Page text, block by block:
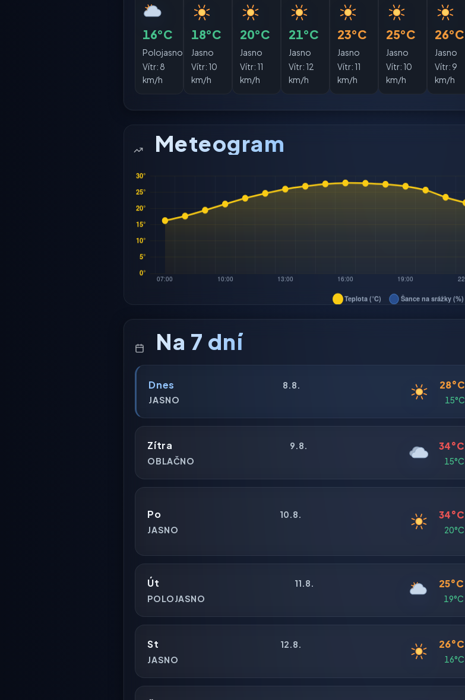
16°C
Polojasno
Vítr: 8
km/h
18°C
Jasno
Vítr: 10
km/h
20°C
Jasno
Vítr: 11
km/h
21°C
Jasno
Vítr: 12
km/h
23°C
Jasno
Vítr: 11
km/h
25°C
Jasno
Vítr: 10
km/h
26°C
Jasno
Vítr: 9
km/h
Meteogram
Na 7 dní
Dnes
8.8.
JASNO
28°C
15°C
Zítra
9.8.
OBLAČNO
34°C
15°C
Po
10.8.
JASNO
34°C
20°C
Út
11.8.
POLOJASNO
25°C
19°C
St
12.8.
JASNO
26°C
16°C